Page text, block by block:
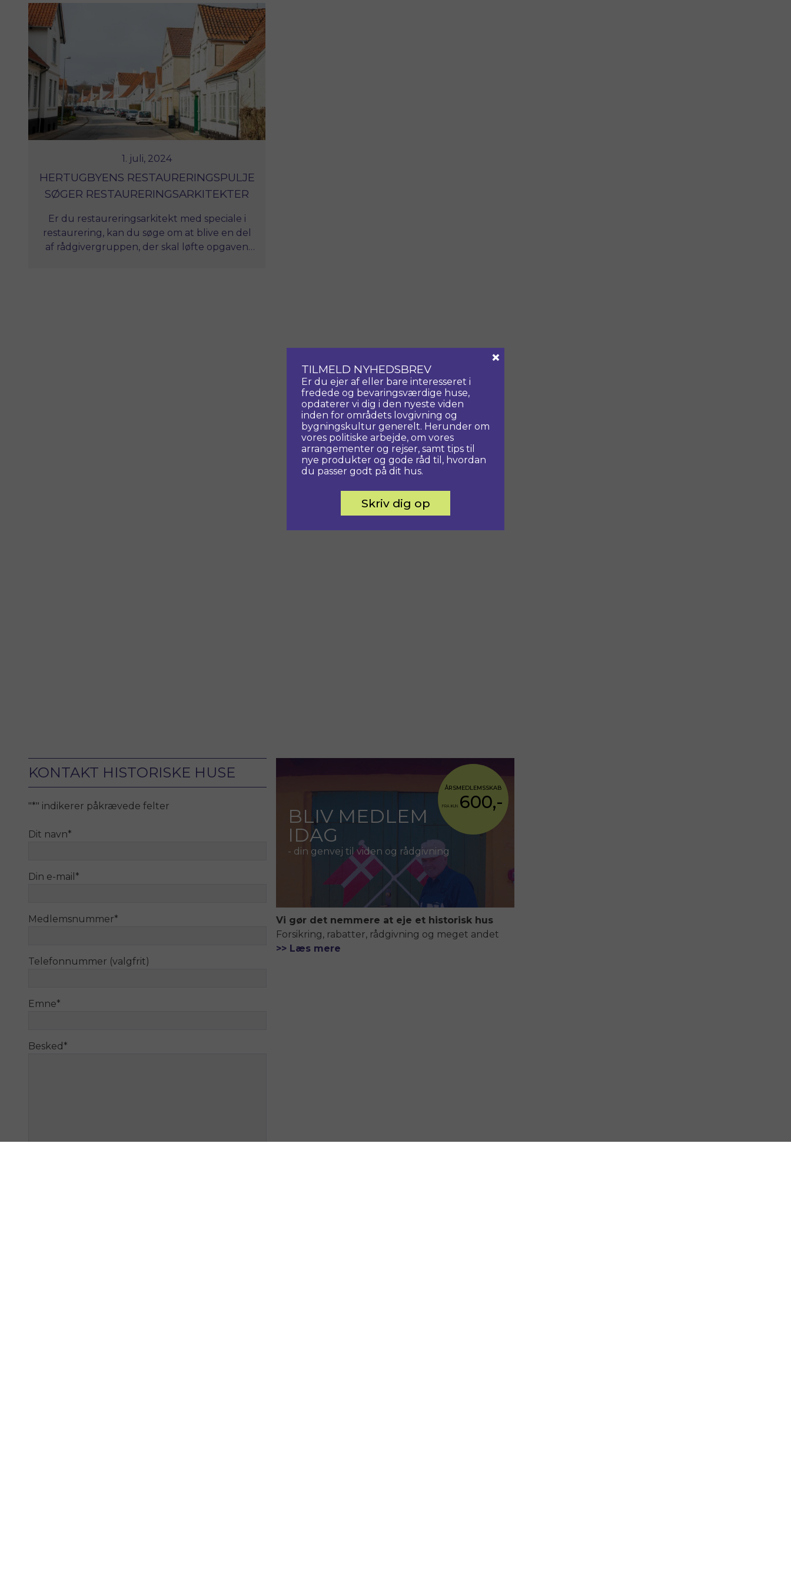
1. juli, 2024
HERTUGBYENS RESTAURERINGSPULJE
SØGER RESTAURERINGSARKITEKTER
Er du restaureringsarkitekt med speciale i
restaurering, kan du søge om at blive en del
af rådgivergruppen, der skal løfte opgaven
KONTAKT HISTORISKE HUSE
"*" indikerer påkrævede felter
Dit navn*
Din e-mail *
Medlemsnummer*
Telefonnummer (valgfrit)
Emne*
Besked *
BLIV MEDLEM
IDAG
- din genvej til viden og rådgivning
ÅRSMEDLEMSSKAB
FRA KUN 600,-
Vi gør det nemmere at eje et historisk hus
Forsikring, rabatter, rådgivning og meget andet
>> Læs mere
TILMELD NYHEDSBREV
Er du ejer af eller bare interesseret i
fredede og bevaringsværdige huse,
opdaterer vi dig i den nyeste viden
inden for områdets lovgivning og
bygningskultur generelt. Herunder om
vores politiske arbejde, om vores
arrangementer og rejser, samt tips til
nye produkter og gode råd til, hvordan
du passer godt på dit hus.
Skriv dig op
×